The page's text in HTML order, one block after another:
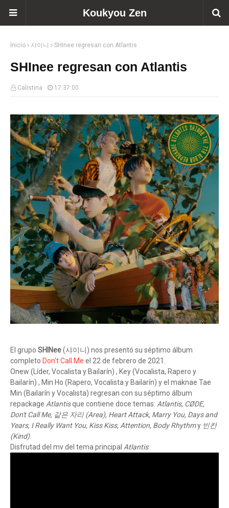
Koukyou Zen
Inicio 샤이니 SHInee regresan con Atlantis
SHInee regresan con Atlantis
Calistina 17:37:00
El grupo SHINee(샤이니) nos presentó su séptimo álbum
completo Don't Call Me el 22 de febrero de 2021.
Onew (Líder, Vocalista y Bailarín) , Key (Vocalista, Rapero y
Bailarín) , Min Ho (Rapero, Vocalista y Bailarín) y el maknae Tae
Min (Bailarín y Vocalista) regresan con su séptimo álbum
repackage Atlantisque contiene doce temas: Atlantis, CØDE,
Don't Call Me, 같은 자리 (Area), Heart Attack, Marry You, Days and
Years, I Really Want You, Kiss Kiss, Attention, Body Rhythmy 빈칸
(Kind).
Disfrutad del mv del tema principal Atlantis: